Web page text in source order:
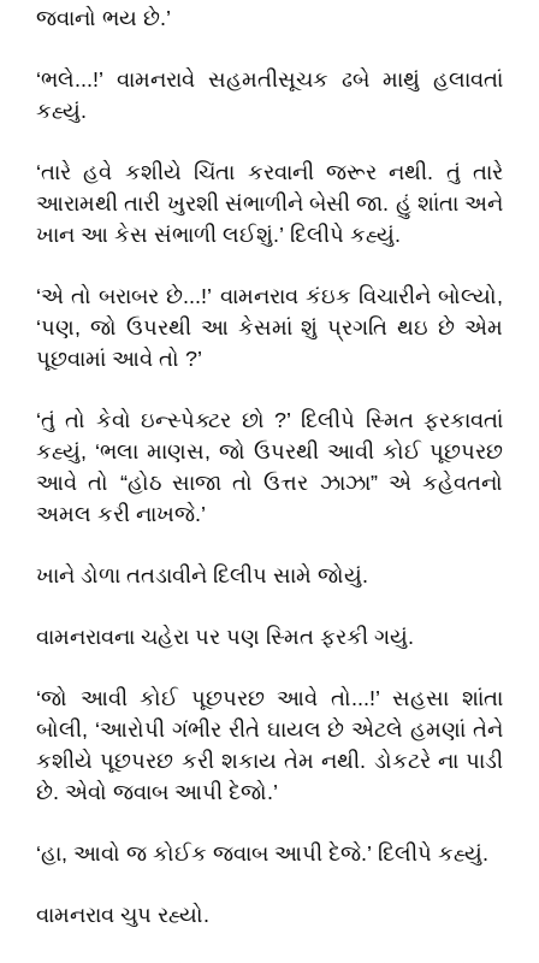
જવાનો ભય છે.’
‘ભલે...!’ વામનરાવે સહમતીસૂચક ઢબે માથું હલાવતાં
કહ્યું.
‘તારે હવે કશીયે ચિંતા કરવાની જરૂર નથી. તું તારે
આરામથી તારી ખુરશી સંભાળીને બેસી જા. હું શાંતા અને
ખાન આ કેસ સંભાળી લઈશું.’ દિલીપે કહ્યું.
‘એ તો બરાબર છે...!’ વામનરાવ કંઇક વિચારીને બોલ્યો,
‘પણ, જો ઉપરથી આ કેસમાં શું પ્રગતિ થઇ છે એમ
પૂછવામાં આવે તો ?’
‘તું તો કેવો ઇન્સ્પેક્ટર છો ?’ દિલીપે સ્મિત ફરકાવતાં
કહ્યું, ‘ભલા માણસ, જો ઉપરથી આવી કોઈ પૂછપરછ
આવે તો “હોઠ સાજા તો ઉત્તર ઝાઝા” એ કહેવતનો
અમલ કરી નાખજે.’
ખાને ડોળા તતડાવીને દિલીપ સામે જોયું.
વામનરાવના ચહેરા પર પણ સ્મિત ફરકી ગયું.
‘જો આવી કોઈ પૂછપરછ આવે તો...!’ સહસા શાંતા
બોલી, ‘આરોપી ગંભીર રીતે ઘાયલ છે એટલે હમણાં તેને
કશીયે પૂછપરછ કરી શકાય તેમ નથી. ડોકટરે ના પાડી
છે. એવો જવાબ આપી દેજો.’
‘હા, આવો જ કોઈક જવાબ આપી દેજે.’ દિલીપે કહ્યું.
વામનરાવ ચુપ રહ્યો.